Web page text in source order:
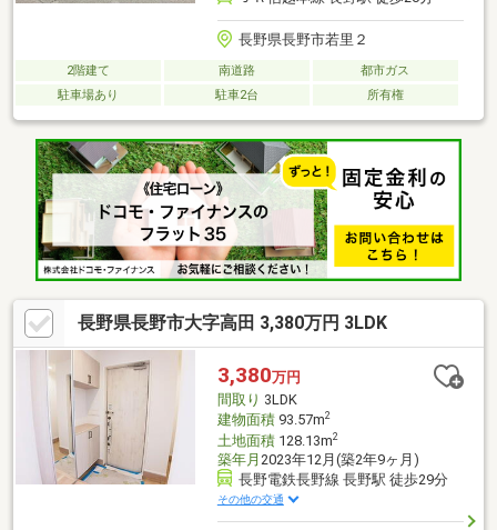
長野県長野市若里２
2階建て 南道路
都市ガス
駐車場あり
駐車2台 所有権
長野県長野市大字高田 3,380万円 3LDK
3,380万円
間取り 3LDK
建物面積93.57m2
土地面積128.13m2
築年月 2023年12月(築2年9ヶ月)
長野電鉄長野線 長野駅 徒歩29分
その他の交通